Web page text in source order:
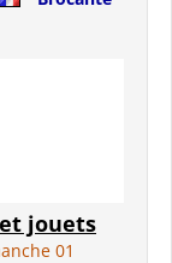
jouets
01